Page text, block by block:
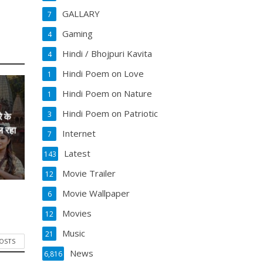
के
रहा
GALLARY
7
Gaming
4
Hindi / Bhojpuri Kavita
4
Hindi Poem on Love
1
Hindi Poem on Nature
1
Hindi Poem on Patriotic
3
Internet
7
Latest
143
Movie Trailer
12
Movie Wallpaper
6
Movies
12
Music
21
News
6,816